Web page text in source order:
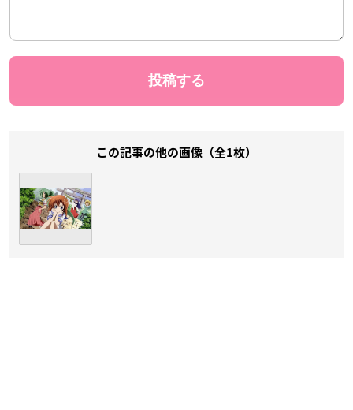
この記事の他の画像（全1枚）